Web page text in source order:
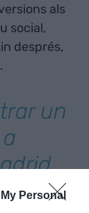
Personal
als
social,
després,
un